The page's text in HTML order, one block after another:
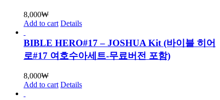
8,000₩
Add to cart Details
BIBLE HERO#17 – JOSHUA Kit (바이블 히어
로#17 여호수아세트-무료버전 포함)
8,000₩
Add to cart Details